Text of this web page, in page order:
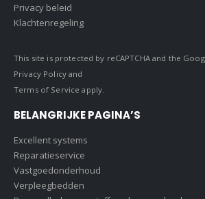
Privacy beleid
Klachtenregeling
This site is protected by reCAPTCHA and the
Privacy Policyand
Terms of Service apply.
BELANGRIJKE PAGINA’S
Excellent systems
Reparatieservice
Vastgoedonderhoud
Verpleegbedden